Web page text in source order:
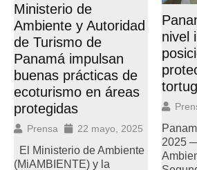
Ministerio de
Ambiente y Autoridad
de Turismo de
Panamá impulsan
buenas prácticas de
ecoturismo en áreas
protegidas
Prensa 22 mayo, 2025
El Ministerio de Ambiente
(MiAMBIENTE) y la
nivel
2025